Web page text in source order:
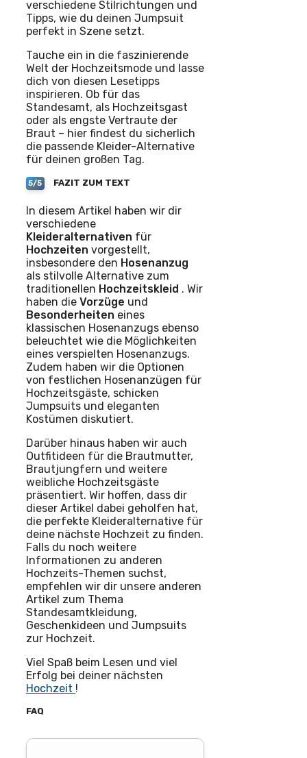
verschiedene Stilrichtungen und
Tipps, wie du deinen Jumpsuit
perfekt in Szene setzt.
Tauche ein in die faszinierende
Welt der Hochzeitsmode und lasse
dich von diesen Lesetipps
inspirieren. Ob für das
Standesamt, als Hochzeitsgast
oder als engste Vertraute der
Braut – hier findest du sicherlich
die passende Kleider-Alternative
für deinen großen Tag.
5/5 FAZIT ZUM TEXT
In diesem Artikel haben wir dir
verschiedene
Kleideralternativen für
Hochzeiten vorgestellt,
insbesondere den Hosenanzug
als stilvolle Alternative zum
traditionellen Hochzeitskleid . Wir
haben die Vorzüge und
Besonderheiten eines
klassischen Hosenanzugs ebenso
beleuchtet wie die Möglichkeiten
eines verspielten Hosenanzugs.
Zudem haben wir die Optionen
von festlichen Hosenanzügen für
Hochzeitsgäste, schicken
Jumpsuits und eleganten
Kostümen diskutiert.
Darüber hinaus haben wir auch
Outfitideen für die Brautmutter,
Brautjungfern und weitere
weibliche Hochzeitsgäste
präsentiert. Wir hoffen, dass dir
dieser Artikel dabei geholfen hat,
die perfekte Kleideralternative für
deine nächste Hochzeit zu finden.
Falls du noch weitere
Informationen zu anderen
Hochzeits-Themen suchst,
empfehlen wir dir unsere anderen
Artikel zum Thema
Standesamtkleidung,
Geschenkideen und Jumpsuits
zur Hochzeit.
Viel Spaß beim Lesen und viel
Erfolg bei deiner nächsten
Hochzeit !
FAQ